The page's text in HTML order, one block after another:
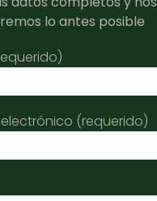
lo antes posible
(requerido)